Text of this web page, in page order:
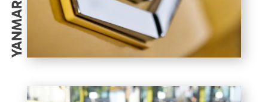
YANMAR